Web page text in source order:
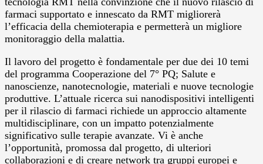
farmaci supportato e innescato da RMT migliorerà
l’efficacia della chemioterapia e permetterà un migliore
monitoraggio della malattia.
Il lavoro del progetto è fondamentale per due dei 10 temi
del programma Cooperazione del 7° PQ; Salute e
nanoscienze, nanotecnologie, materiali e nuove tecnologie
produttive. L’attuale ricerca sui nanodispositivi intelligenti
per il rilascio di farmaci richiede un approccio altamente
multidisciplinare, con un impatto potenzialmente
significativo sulle terapie avanzate. Vi è anche
l’opportunità, promossa dal progetto, di ulteriori
collaborazioni e di creare network tra gruppi europei e